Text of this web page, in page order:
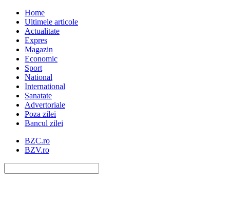
Home
Ultimele articole
Actualitate
Expres
Magazin
Economic
Sport
National
International
Sanatate
Advertoriale
Poza zilei
Bancul zilei
BZC.ro
BZV.ro